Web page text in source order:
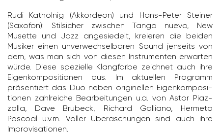
Rudi Katholnig (Akkor­deon) und Hans-Peter Steiner
(Saxofon): Stil­si­cher zwischen Tango nuevo, New
Musette und Jazz ange­sie­delt, kreieren die beiden
Musiker einen unver­wech­sel­baren Sound jenseits von
dem, was man sich von diesen Instru­menten erwarten
würde. Diese spezi­elle Klang­farbe zeichnet auch ihre
Eigen­kom­po­si­tionen aus. Im aktu­ellen Programm
präsen­tiert das Duo neben origi­nellen Eigen­kom­po­si­
tionen zahl­reiche Bear­bei­tungen u.a. von Astor Piaz­
zolla, Dave Brubeck, Richard Galliano, Hermeto
Pascoal u.v.m. Voller Übera­schungen sind auch ihre
Impro­vi­sa­tionen.